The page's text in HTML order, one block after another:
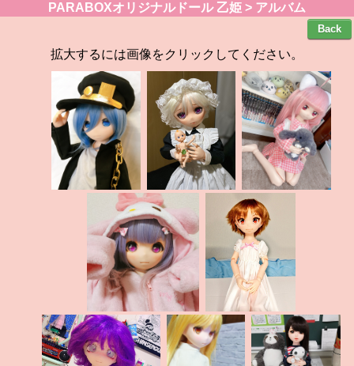
PARABOXオリジナルドール 乙姫 > アルバム
拡大するには画像をクリックしてください。